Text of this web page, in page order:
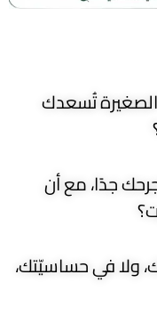
تُسعدك
جدًا، مع أن
ولا في حساسيّتك،